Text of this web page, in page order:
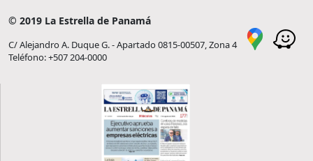
© 2019 La Estrella de Panamá
C/ Alejandro A. Duque G. - Apartado 0815-00507, Zona 4
Teléfono: +507 204-0000